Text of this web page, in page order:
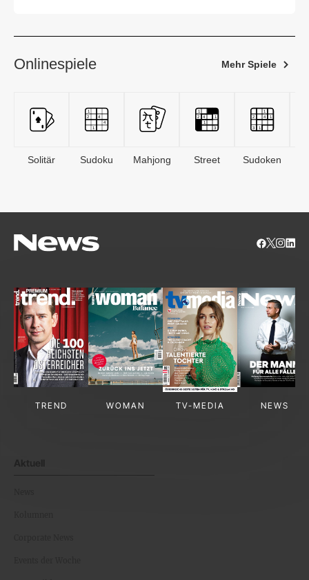
Onlinespiele Mehr Spiele
Solitär Sudoku Mahjong Street Sudoken
TREND WOMAN TV-MEDIA NEWS